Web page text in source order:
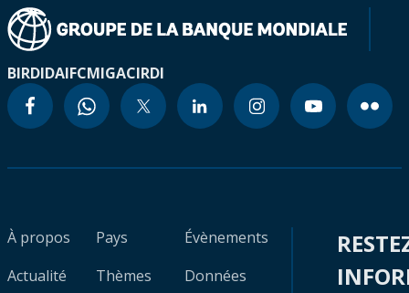
BIRDIDAIFCMIGACIRDI
À propos
Actualité
Pays
Thèmes
Évènements
Données